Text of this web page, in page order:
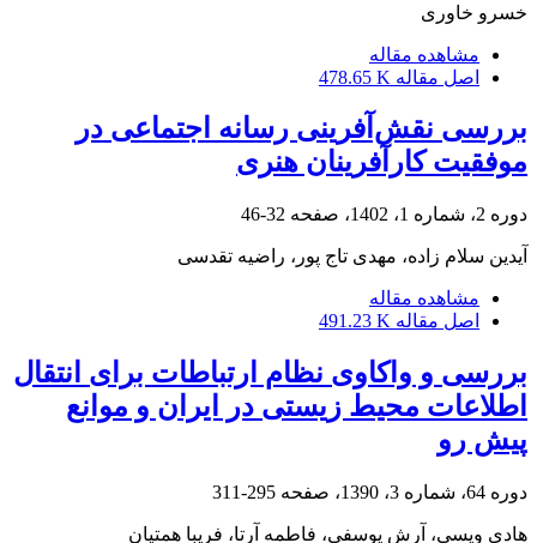
خسرو خاورى
مشاهده مقاله
اصل مقاله 478.65 K
بررسی نقش‌آفرینی رسانه اجتماعی در
موفقیت کارآفرینان هنری
دوره 2، شماره 1، 1402، صفحه 32-46
آیدین سلام زاده، مهدی تاج پور، راضیه تقدسی
مشاهده مقاله
اصل مقاله 491.23 K
بررسی و واکاوی نظام ارتباطات برای انتقال
اطلاعات محیط زیستی در ایران و موانع
پیش رو
دوره 64، شماره 3، 1390، صفحه 295-311
هادی ویسی، آرش یوسفی، فاطمه آرتا، فریبا همتیان